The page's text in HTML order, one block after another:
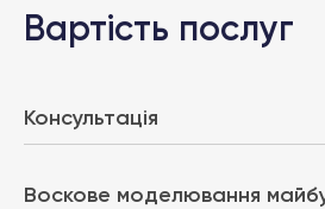
Вартiсть послуг
Консультація
Воскове моделювання